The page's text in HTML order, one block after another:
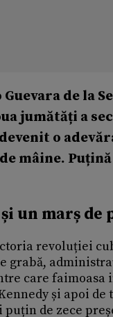
de la
jumătăți a
o
mâine.
un marș de
revoluției
grabă,
care faimoasa
și apoi de
puțin de zece